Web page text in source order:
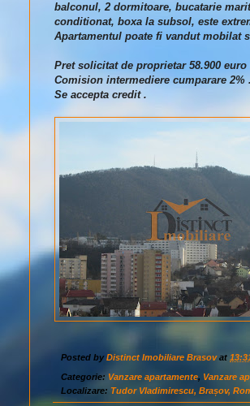
balconul, 2 dormitoare, bucatarie
conditionat, boxa la subsol, este
Apartamentul poate fi vandut mobilat
Pret solicitat de proprietar 58.900
Comision intermediere cumparare 2% .
Se accepta credit .
Posted byDistinct Imobiliare Brasov at
Categorie: Vanzare apartamente, Vanzare
Localizare: Tudor Vladimirescu, Brașov,